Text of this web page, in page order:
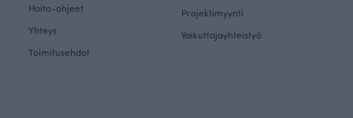
Hoito-ohjeet
Yhteys
Toimitusehdot
Projektimyynti
Vaikuttajayhteistyö